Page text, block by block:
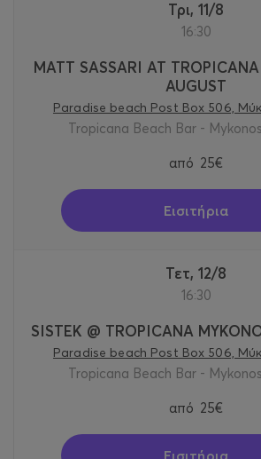
Τρι, 11/8
16:30
MATT SASSARI AT TROPICANA
AUGUST
Paradise beach Post Box 506,
Tropicana Beach Bar -
από 25€
Εισιτήρια
Τετ, 12/8
16:30
SISTEK @ TROPICANA
Paradise beach Post Box 506,
Tropicana Beach Bar -
από 25€